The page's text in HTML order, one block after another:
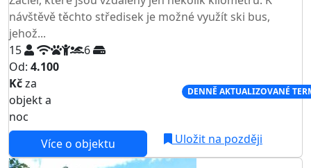
návštěvě těchto středisek je možné využít ski bus,
jehož...
15
6
Od: 4.100
Kčza
objekt a
noc
DENNĚ AKTUALIZOVANÉ
Více o objektu Uložit na později